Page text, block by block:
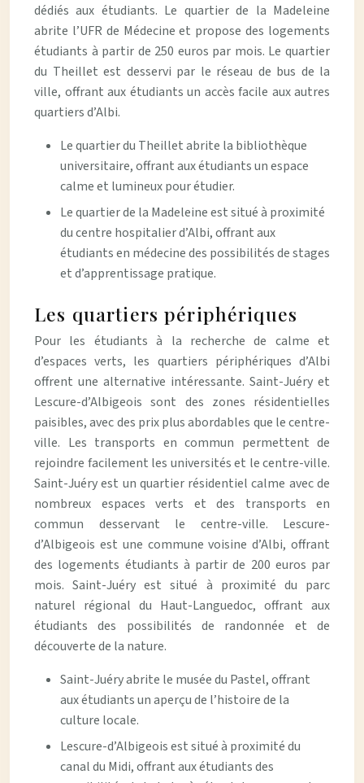
dédiés aux étudiants. Le quartier de la Madeleine
abrite l’UFR de Médecine et propose des logements
étudiants à partir de 250 euros par mois. Le quartier
du Theillet est desservi par le réseau de bus de la
ville, offrant aux étudiants un accès facile aux autres
quartiers d’Albi.
Le quartier du Theillet abrite la bibliothèque
universitaire, offrant aux étudiants un espace
calme et lumineux pour étudier.
Le quartier de la Madeleine est situé à proximité
du centre hospitalier d’Albi, offrant aux
étudiants en médecine des possibilités de stages
et d’apprentissage pratique.
Les quartiers périphériques
Pour les étudiants à la recherche de calme et
d’espaces verts, les quartiers périphériques d’Albi
offrent une alternative intéressante. Saint-Juéry et
Lescure-d’Albigeois sont des zones résidentielles
paisibles, avec des prix plus abordables que le centre-
ville. Les transports en commun permettent de
rejoindre facilement les universités et le centre-ville.
Saint-Juéry est un quartier résidentiel calme avec de
nombreux espaces verts et des transports en
commun desservant le centre-ville. Lescure-
d’Albigeois est une commune voisine d’Albi, offrant
des logements étudiants à partir de 200 euros par
mois. Saint-Juéry est situé à proximité du parc
naturel régional du Haut-Languedoc, offrant aux
étudiants des possibilités de randonnée et de
découverte de la nature.
Saint-Juéry abrite le musée du Pastel, offrant
aux étudiants un aperçu de l’histoire de la
culture locale.
Lescure-d’Albigeois est situé à proximité du
canal du Midi, offrant aux étudiants des